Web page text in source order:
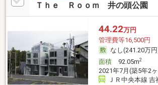
Ｔｈｅ Ｒｏｏｍ 井の頭公園
44.22万円
管理費等16,500円
なし(241.20万
面積92.05m2
2021年7月(築5年2
ＪＲ中央本線